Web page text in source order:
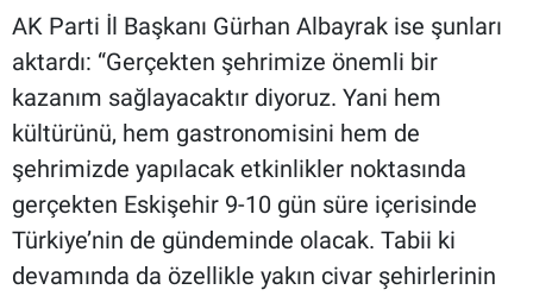
AK Parti İl Başkanı Gürhan Albayrak ise şunları
aktardı: “Gerçekten şehrimize önemli bir
kazanım sağlayacaktır diyoruz. Yani hem
kültürünü, hem gastronomisini hem de
şehrimizde yapılacak etkinlikler noktasında
gerçekten Eskişehir 9-10 gün süre içerisinde
Türkiye’nin de gündeminde olacak. Tabii ki
devamında da özellikle yakın civar şehirlerinin